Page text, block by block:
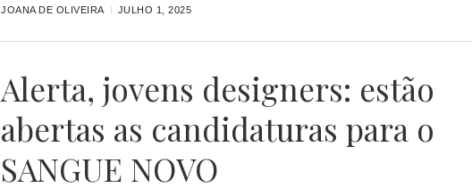
JOANA DE OLIVEIRA JULHO 1, 2025
Alerta, jovens designers: estão
abertas as candidaturas para o
SANGUE NOVO